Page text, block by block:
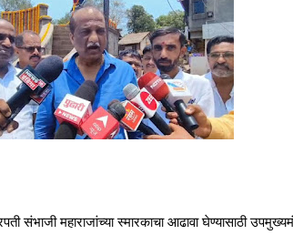
संभाजी महाराजांच्या स्मारकाचा आढावा घेण्यासाठी